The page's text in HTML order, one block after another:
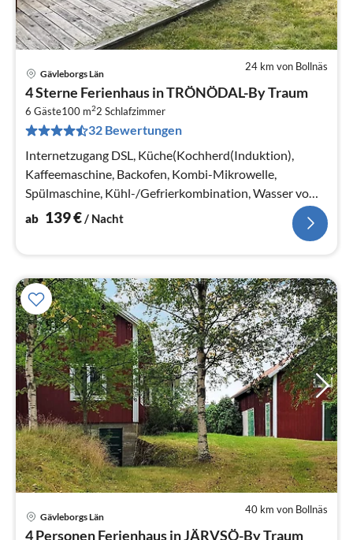
24 km von Bollnäs
Gävleborgs Län
4 Sterne Ferienhaus in TRÖNÖDAL-By Traum
6 Gäste100 m22 Schlafzimmer
32 Bewertungen
Internetzugang DSL, Küche(Kochherd(Induktion),
Kaffeemaschine, Backofen, Kombi-Mikrowelle,
Spülmaschine, Kühl-/Gefrierkombination, Wasser vom
Brunnen)
ab 139€/ Nacht
40 km von Bollnäs
Gävleborgs Län
4 Personen Ferienhaus in JÄRVSÖ-By Traum